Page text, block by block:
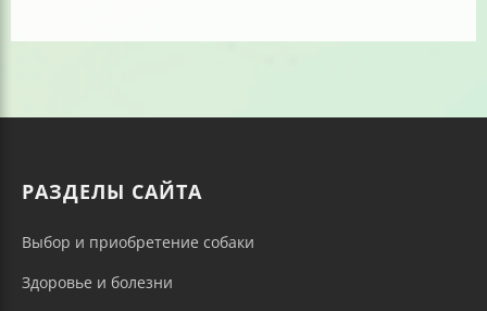
РАЗДЕЛЫ САЙТА
Выбор и приобретение собаки
Здоровье и болезни